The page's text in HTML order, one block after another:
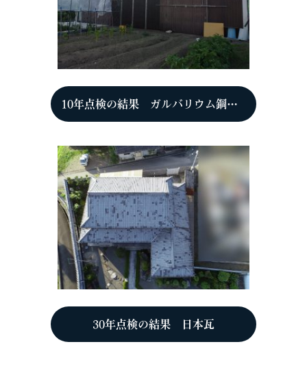
10年点検の結果 ガルバリウム鋼板（ＧＬ鋼板）
30年点検の結果 日本瓦